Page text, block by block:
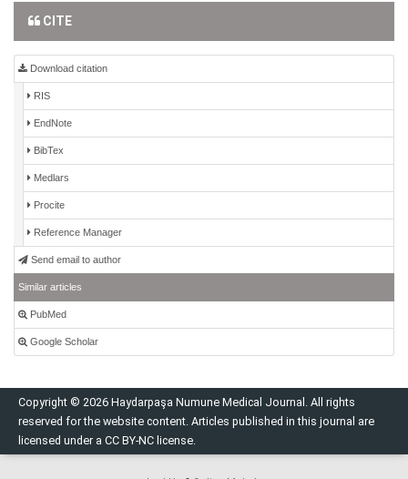
CITE
Download citation
RIS
EndNote
BibTex
Medlars
Procite
Reference Manager
Send email to author
Similar articles
PubMed
Google Scholar
Copyright © 2026 Haydarpaşa Numune Medical Journal. All rights
reserved for the website content. Articles published in this journal are
licensed under a CC BY-NC license.